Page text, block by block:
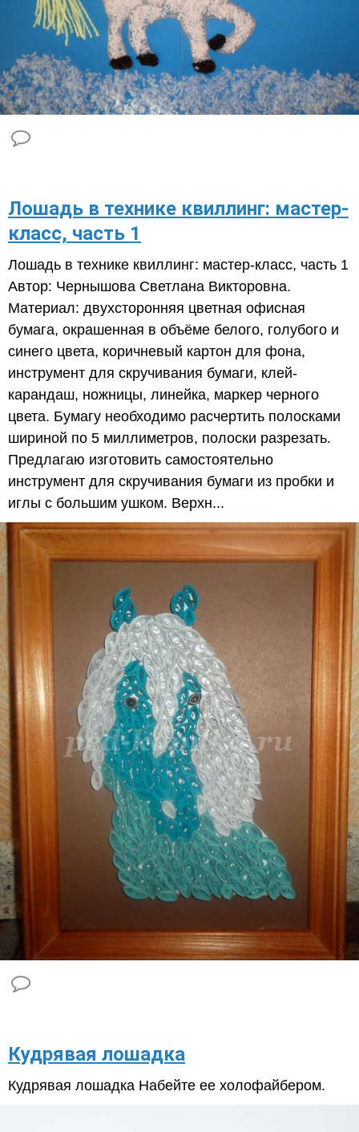
Лошадь в технике квиллинг: мастер-
класс, часть 1
Лошадь в технике квиллинг: мастер-класс, часть 1
Автор: Чернышова Светлана Викторовна.
Материал: двухсторонняя цветная офисная
бумага, окрашенная в объёме белого, голубого и
синего цвета, коричневый картон для фона,
инструмент для скручивания бумаги, клей-
карандаш, ножницы, линейка, маркер черного
цвета. Бумагу необходимо расчертить полосками
шириной по 5 миллиметров, полоски разрезать.
Предлагаю изготовить самостоятельно
инструмент для скручивания бумаги из пробки и
иглы с большим ушком. Верхн...
​Кудрявая лошадка
Кудрявая лошадка Набейте ее холофайбером.